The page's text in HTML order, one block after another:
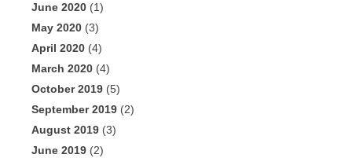
June 2020 (1)
May 2020 (3)
April 2020 (4)
March 2020 (4)
October 2019 (5)
September 2019 (2)
August 2019 (3)
June 2019 (2)